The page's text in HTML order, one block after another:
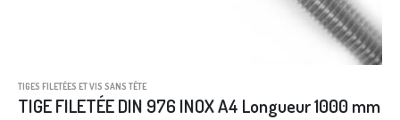
TIGES FILETÉES ET VIS SANS TÊTE
TIGE FILETÉE DIN 976 INOX A4 Longueur 1000 mm